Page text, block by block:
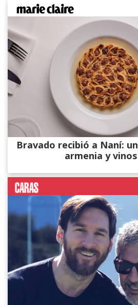
Bravado recibió a Naní:
armenia y